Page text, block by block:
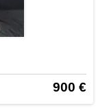
900 €